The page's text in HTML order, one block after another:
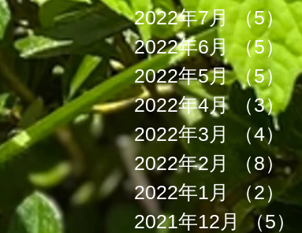
2022年7月 （5）5
2022年6月 （5）5
2022年5月 （5）5
2022年4月
（3）3
2022年3月
（4）
2022年2月
（8）8
2022年1月
（2）
2
2021年12月 （5）